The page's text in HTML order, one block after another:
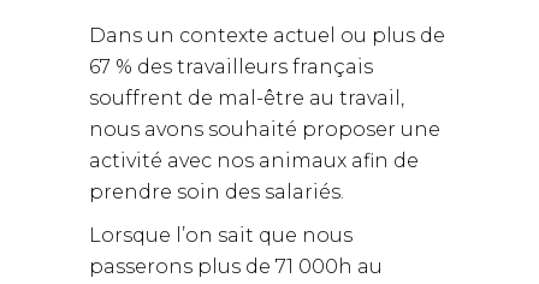
Dans un contexte actuel ou plus de
67 % des travailleurs français
souffrent de mal-être au travail,
nous avons souhaité proposer une
activité avec nos animaux afin de
prendre soin des salariés.
Lorsque l’on sait que nous
passerons plus de 71 000h au